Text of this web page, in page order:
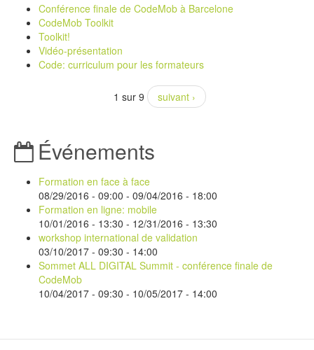
Conférence finale de CodeMob à Barcelone
CodeMob Toolkit
Toolkit!
Vidéo-présentation
Code: curriculum pour les formateurs
1 sur 9 suivant ›
Événements
Formation en face à face
08/29/2016 - 09:00 - 09/04/2016 - 18:00
Formation en ligne: mobile
10/01/2016 - 13:30 - 12/31/2016 - 13:30
workshop international de validation
03/10/2017 - 09:30 - 14:00
Sommet ALL DIGITAL Summit - conférence finale de
CodeMob
10/04/2017 - 09:30 - 10/05/2017 - 14:00